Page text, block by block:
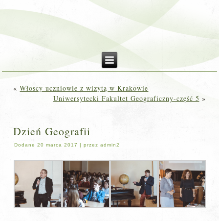
«Włoscy uczniowie z wizytą w Krakowie
Uniwersytecki Fakultet Geograficzny-część 5 »
Dzień Geografii
Dodane 20 marca 2017 |przez admin2